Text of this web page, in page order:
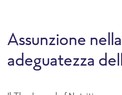
Assunzione
adeguatezza